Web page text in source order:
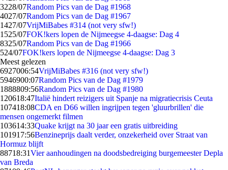
3228/07Random Pics van de Dag #1968
4027/07Random Pics van de Dag #1967
1427/07VrijMiBabes #314 (not very sfw!)
1525/07FOK!kers lopen de Nijmeegse 4-daagse: Dag 4
8325/07Random Pics van de Dag #1966
524/07FOK!kers lopen de Nijmeegse 4-daagse: Dag 3
Meest gelezen
6927006:54VrijMiBabes #316 (not very sfw!)
5946900:07Random Pics van de Dag #1979
1888809:56Random Pics van de Dag #1980
120618:47Italië hindert reizigers uit Spanje na migratiecrisis Ceuta
107418:08CDA en D66 willen ingrijpen tegen 'gluurbrillen' die
mensen ongemerkt filmen
103614:33Quake krijgt na 30 jaar een gratis uitbreiding
101917:56Benzineprijs daalt verder, onzekerheid over Straat van
Hormuz blijft
88718:31Vier aanhoudingen na doodsbedreiging burgemeester Depla
van Breda